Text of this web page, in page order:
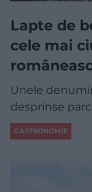
Lapte de
cele mai
Unele
desprinse
GASTRONOMIE